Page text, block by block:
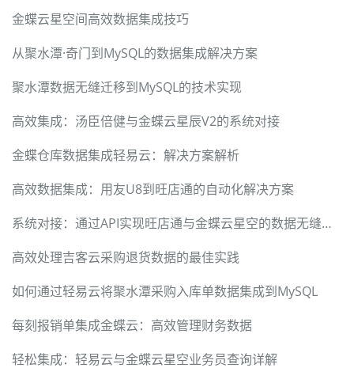
金蝶云星空间高效数据集成技巧
从聚水潭·奇门到MySQL的数据集成解决方案
聚水潭数据无缝迁移到MySQL的技术实现
高效集成：汤臣倍健与金蝶云星辰V2的系统对接
金蝶仓库数据集成轻易云：解决方案解析
高效数据集成：用友U8到旺店通的自动化解决方案
系统对接：通过API实现旺店通与金蝶云星空的数据无缝集成
高效处理吉客云采购退货数据的最佳实践
如何通过轻易云将聚水潭采购入库单数据集成到MySQL
每刻报销单集成金蝶云：高效管理财务数据
轻松集成：轻易云与金蝶云星空业务员查询详解